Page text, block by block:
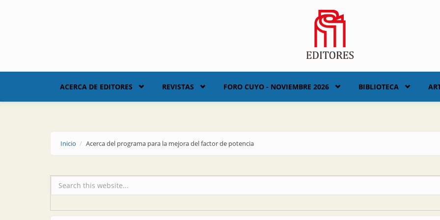
ACERCA DE EDITORES REVISTAS FORO CUYO - NOVIEMBRE 2026 BIBLIOTECA
Inicio Acerca del programa para la mejora del factor de potencia
Formulario de búsqueda